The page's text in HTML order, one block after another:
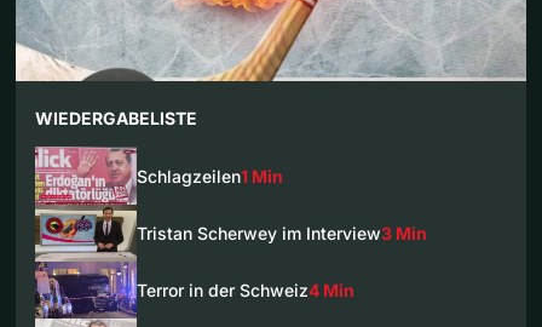
WIEDERGABELISTE
Schlagzeilen1 Min
Tristan Scherwey im Interview3 Min
Terror in der Schweiz4 Min